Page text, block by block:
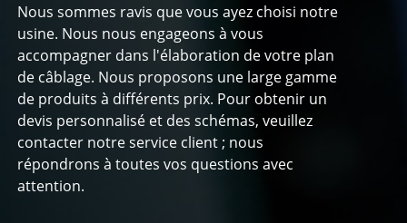
Nous sommes ravis que vous ayez choisi notre
usine. Nous nous engageons à vous
accompagner dans l'élaboration de votre plan
de câblage. Nous proposons une large gamme
de produits à différents prix. Pour obtenir un
devis personnalisé et des schémas, veuillez
contacter notre service client ; nous
répondrons à toutes vos questions avec
attention.